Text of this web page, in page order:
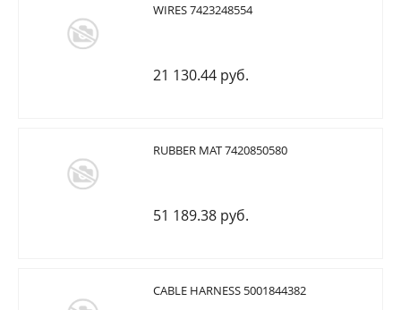
WIRES 7423248554
21 130.44 руб.
RUBBER MAT 7420850580
51 189.38 руб.
CABLE HARNESS 5001844382